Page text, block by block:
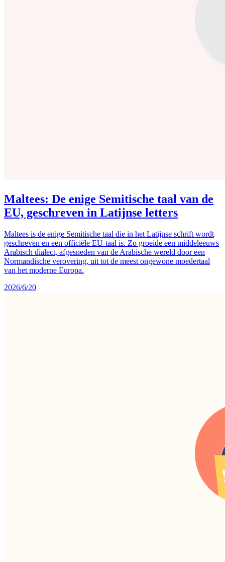
Maltees: De enige Semitische taal van de
EU, geschreven in Latijnse letters
Maltees is de enige Semitische taal die in het Latijnse schrift wordt
geschreven en een officiële EU-taal is. Zo groeide een middeleeuws
Arabisch dialect, afgesneden van de Arabische wereld door een
Normandische verovering, uit tot de meest ongewone moedertaal
van het moderne Europa.
2026/6/20